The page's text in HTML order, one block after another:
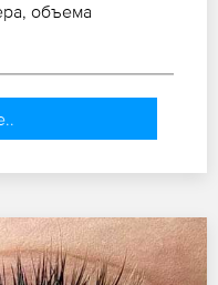
объема